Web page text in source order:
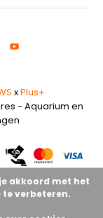
xPlus+
- Aquarium en
akkoord met het
te verbeteren.